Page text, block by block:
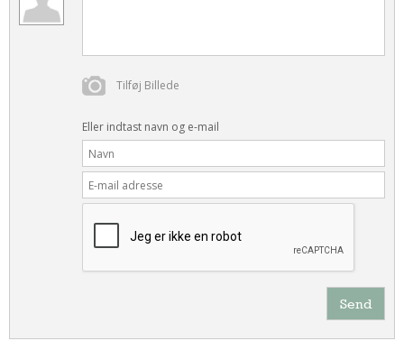
Tilføj Billede
Eller indtast navn og e-mail
Send